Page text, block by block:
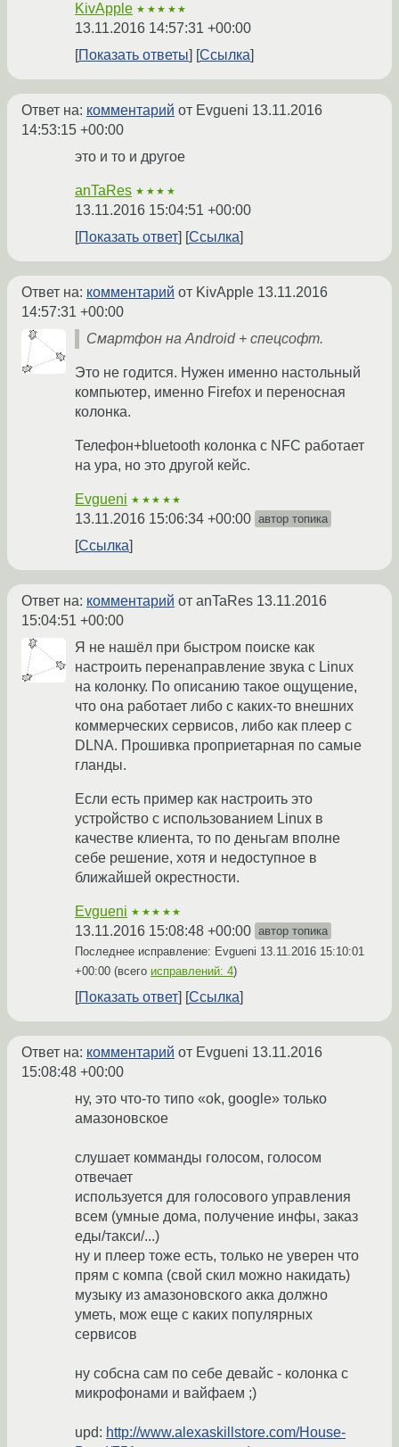
KivApple ★★★★★
13.11.2016 14:57:31 +00:00
Показать ответы
Ссылка
Ответ на: комментарий от Evgueni 13.11.2016
14:53:15 +00:00
это и то и другое
anTaRes ★★★★
13.11.2016 15:04:51 +00:00
Показать ответ
Ссылка
Ответ на: комментарий от KivApple 13.11.2016
14:57:31 +00:00
Смартфон на Android + спецсофт.
Это не годится. Нужен именно настольный
компьютер, именно Firefox и переносная
колонка.
Телефон+bluetooth колонка c NFC работает
на ура, но это другой кейс.
Evgueni ★★★★★
13.11.2016 15:06:34 +00:00 автор топика
Ссылка
Ответ на: комментарий от anTaRes 13.11.2016
15:04:51 +00:00
Я не нашёл при быстром поиске как
настроить перенаправление звука с Linux
на колонку. По описанию такое ощущение,
что она работает либо с каких-то внешних
коммерческих сервисов, либо как плеер с
DLNA. Прошивка проприетарная по самые
гланды.
Если есть пример как настроить это
устройство с использованием Linux в
качестве клиента, то по деньгам вполне
себе решение, хотя и недоступное в
ближайшей окрестности.
Evgueni ★★★★★
13.11.2016 15:08:48 +00:00 автор топика
Последнее исправление: Evgueni 13.11.2016 15:10:01
+00:00 (всего исправлений: 4)
Показать ответ Ссылка
Ответ на: комментарий от Evgueni 13.11.2016
15:08:48 +00:00
ну, это что-то типо «ok, google» только
амазоновское
слушает комманды голосом, голосом
отвечает
используется для голосового управления
всем (умные дома, получение инфы, заказ
еды/такси/...)
ну и плеер тоже есть, только не уверен что
прям с компа (свой скил можно накидать)
музыку из амазоновского акка должно
уметь, мож еще с каких популярных
сервисов
ну собсна сам по себе девайс - колонка с
микрофонами и вайфаем ;)
upd: http://www.alexaskillstore.com/House-